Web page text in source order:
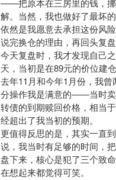
——把原本在三房里的钱，挪
解。当然，我也做好了最坏
依然是我愿意去承担这份风险
说完换仓的理由，再回头复
今天复盘时，我才发现自己
天，当初是在89元的价位建
去年11月和今年1月份，我
分操作我是满意的——当时卖
转债的到期赎回价格，相当
经超出了我当初的预期。
更值得反思的是，其实一直
说，我当时有足够的时间，
盘下来，核心是犯了三个致
在想起来都觉得可笑。